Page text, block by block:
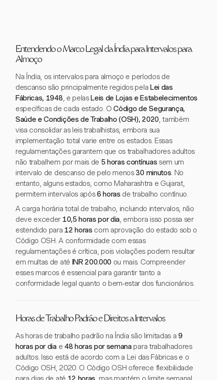
Entendendo o Marco Legal da Índia para Intervalos para
Almoço
Na Índia, os intervalos para almoço e períodos de
descanso são principalmente regidos pela Lei das
Fábricas, 1948, e pelasLeis de Lojas e Estabelecimentos
específicas de cada estado. OCódigo de Segurança,
Saúde e Condições de Trabalho (OSH), 2020, também
visa consolidar as leis trabalhistas, embora sua
implementação total varie entre os estados. Essas
regulamentações garantem que os trabalhadores adultos
não trabalhem por mais de 5 horas contínuas sem um
intervalo de descanso de pelo menos30 minutos. No
entanto, alguns estados, como Maharashtra e Gujarat,
permitem intervalos após6 horas de trabalho contínuo.
A carga horária total de trabalho, incluindo intervalos, não
deve exceder 10,5 horas por dia, embora isso possa ser
estendido para12 horas com aprovação do estado sob o
Código OSH. A conformidade com essas
regulamentações é crítica, pois violações podem resultar
em multas de até INR 200.000 ou mais. Compreender
esses marcos é essencial para garantir tanto a
conformidade legal quanto o bem-estar dos funcionários.
Horas de Trabalho Padrão e Direitos a Intervalos
As horas de trabalho padrão na Índia são limitadas a9
horas por diae 48 horas por semanapara trabalhadores
adultos. Isso está de acordo com a Lei das Fábricas e o
Código OSH, 2020. O Código OSH oferece flexibilidade